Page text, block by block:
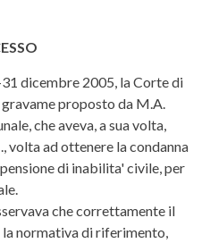
dicembre 2005, la Corte di
proposto da M.A.
che aveva, a sua volta,
volta ad ottenere la condanna
di inabilita' civile, per
che correttamente il
normativa di riferimento,